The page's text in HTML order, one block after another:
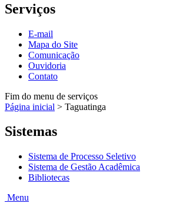
Serviços
E-mail
Mapa do Site
Comunicação
Ouvidoria
Contato
Fim do menu de serviços
Página inicial > Taguatinga
Sistemas
Sistema de Processo Seletivo
Sistema de Gestão Acadêmica
Bibliotecas
Menu